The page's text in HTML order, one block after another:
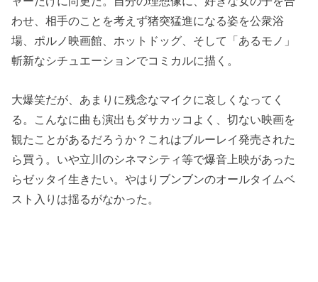
わせ、相手のことを考えず猪突猛進になる姿を公衆浴
場、ポルノ映画館、ホットドッグ、そして「あるモノ」
斬新なシチュエーションでコミカルに描く。
大爆笑だが、あまりに残念なマイクに哀しくなってく
る。こんなに曲も演出もダサカッコよく、切ない映画を
観たことがあるだろうか？これはブルーレイ発売された
ら買う。いや立川のシネマシティ等で爆音上映があった
らゼッタイ生きたい。やはりブンブンのオールタイムベ
スト入りは揺るがなかった。